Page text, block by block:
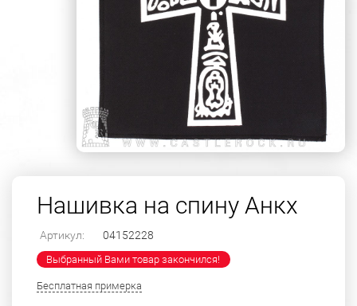
Нашивка на спину Анкх
Артикул: 04152228
Выбранный Вами товар закончился!
Бесплатная примерка